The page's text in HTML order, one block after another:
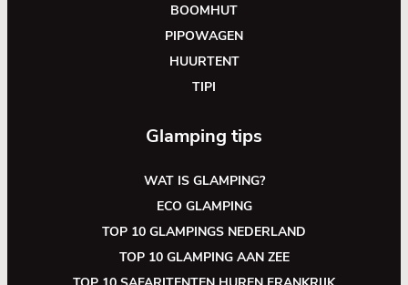
BOOMHUT
PIPOWAGEN
HUURTENT
TIPI
Glamping tips
WAT IS GLAMPING?
ECO GLAMPING
TOP 10 GLAMPINGS NEDERLAND
TOP 10 GLAMPING AAN ZEE